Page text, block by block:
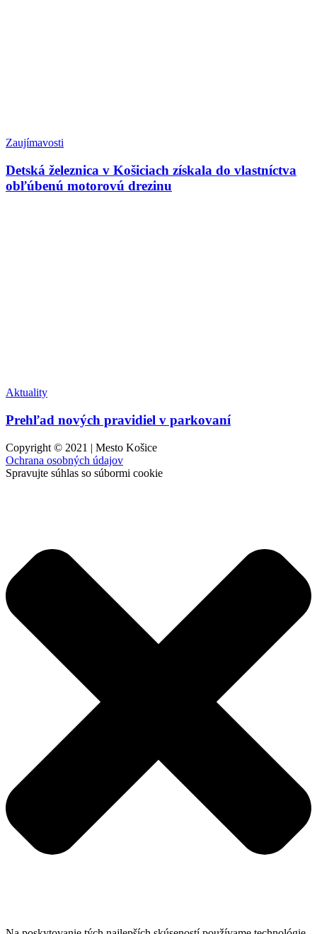
Zaujímavosti
Detská železnica v Košiciach získala do vlastníctva
obľúbenú motorovú drezinu
Aktuality
Prehľad nových pravidiel v parkovaní
Copyright © 2021 | Mesto Košice
Ochrana osobných údajov
Spravujte súhlas so súbormi cookie